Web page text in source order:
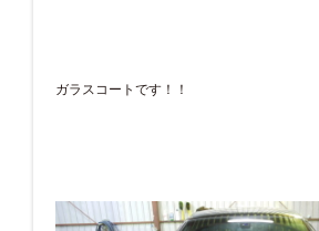
ガラスコートです！！